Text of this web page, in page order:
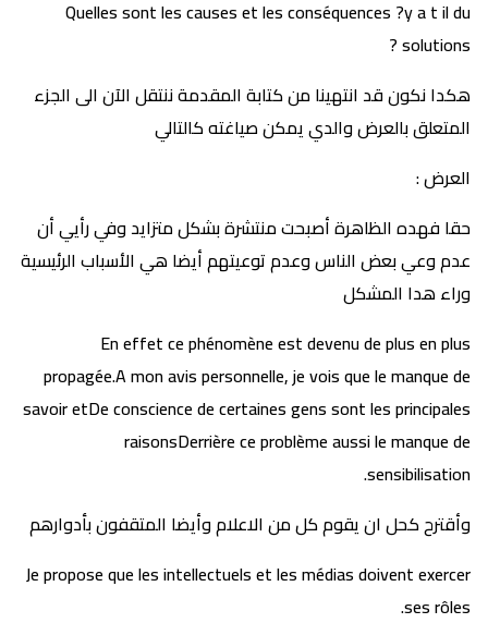
Quelles sont les causes et les conséquences ?y a t il du
solutions ?
هكدا نكون قد انتهينا من كتابة المقدمة ننتقل الآن الى الجزء
المتعلق بالعرض والدي يمكن صياغته كالتالي
العرض :
حقا فهده الظاهرة أصبحت منتشرة بشكل متزايد وفي رأيي أن
عدم وعي بعض الناس وعدم توعيتهم أيضا هي الأسباب الرئيسية
وراء هدا المشكل
En effet ce phénomène est devenu de plus en plus
propagée.A mon avis personnelle, je vois que le manque de
savoir etDe conscience de certaines gens sont les principales
raisonsDerrière ce problème aussi le manque de
sensibilisation.
وأقترح كحل ان يقوم كل من الاعلام وأيضا المتقفون بأدوارهم
Je propose que les intellectuels et les médias doivent exercer
ses rôles.